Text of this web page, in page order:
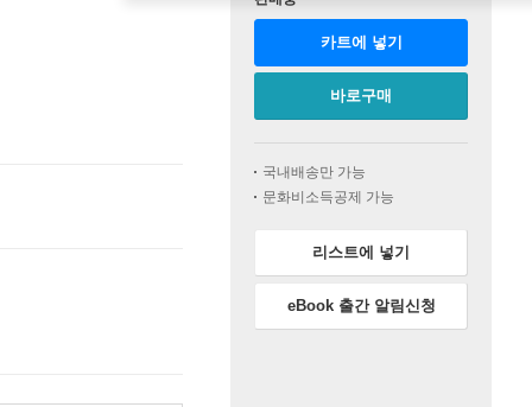
카트에 넣기
바로구매
국내배송만 가능
문화비소득공제 가능
리스트에 넣기
eBook 출간 알림신청